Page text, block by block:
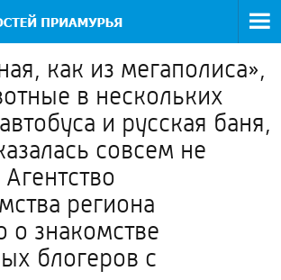
как из мегаполиса»,
в нескольких
и русская баня,
совсем не
региона
о знакомстве
блогеров с